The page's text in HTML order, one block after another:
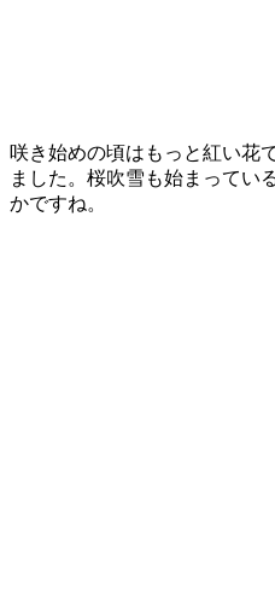
咲き始めの頃はもっと紅い花
ました。桜吹雪も始まってい
かですね。